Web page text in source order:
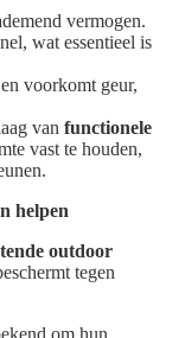
vermogen.
wat essentieel is
voorkomt geur,
van functionele
vast te houden,
helpen
outdoor
tegen